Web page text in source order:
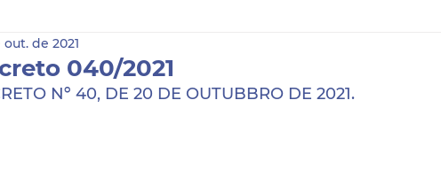
040/2021
de 2021
Nº 40, DE 20 DE OUTUBBRO DE 2021.